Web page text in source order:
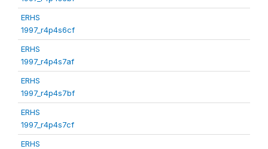
ERHS
1997_r4p4s6cf
ERHS
1997_r4p4s7af
ERHS
1997_r4p4s7bf
ERHS
1997_r4p4s7cf
ERHS